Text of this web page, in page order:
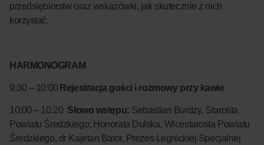
przedsiębiorstw oraz wskazówki, jak skutecznie z nich
korzystać.
HARMONOGRAM
9:30 – 10:00 Rejestracja gości i rozmowy przy kawie
10:00 – 10:20 Słowo wstępu: Sebastian Burdzy, Starosta
Powiatu Średzkiego; Honorata Dulska, Wicestarosta Powiatu
Średzkiego, dr Kajetan Bator, Prezes Legnickiej Specjalnej